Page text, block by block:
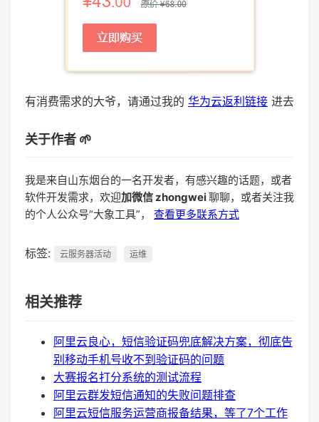
有消费需求的大爷，请通过我的 华为云返利链接 进去
关于作者 🌱
我是来自山东烟台的一名开发者，有感兴趣的话题，或者
软件开发需求，欢迎加微信 zhongwei聊聊，或者关注我
的个人公众号“大象工具”， 查看更多联系方式
标签: 云服务器活动 运维
相关推荐
阿里云良心，短信验证码兜底解决方案，彻底告
别移动手机号收不到验证码的问题
大赛报名打分系统的测试流程
阿里云群发短信通知的失败问题排查
阿里云短信服务运营商报备结果，等了7个工作